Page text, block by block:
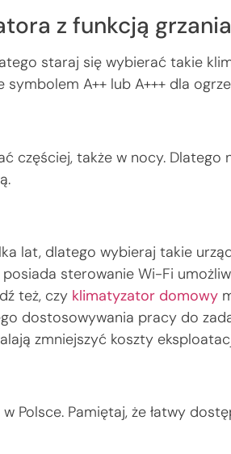
z funkcją grzania
staraj się wybierać takie
A++ lub A+++ dla
także w nocy. Dlatego
lat, dlatego wybieraj takie
sterowanie Wi-Fi
też, czy klimatyzator domowy
dostosowywania pracy do
zmniejszyć koszty
Polsce. Pamiętaj, że łatwy